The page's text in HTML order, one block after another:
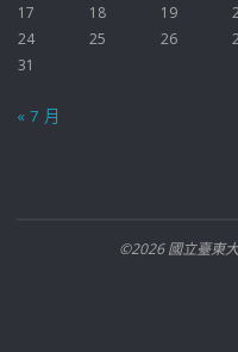
17
18 19
24
25 26
31
« 7 月
©2026 國立臺東